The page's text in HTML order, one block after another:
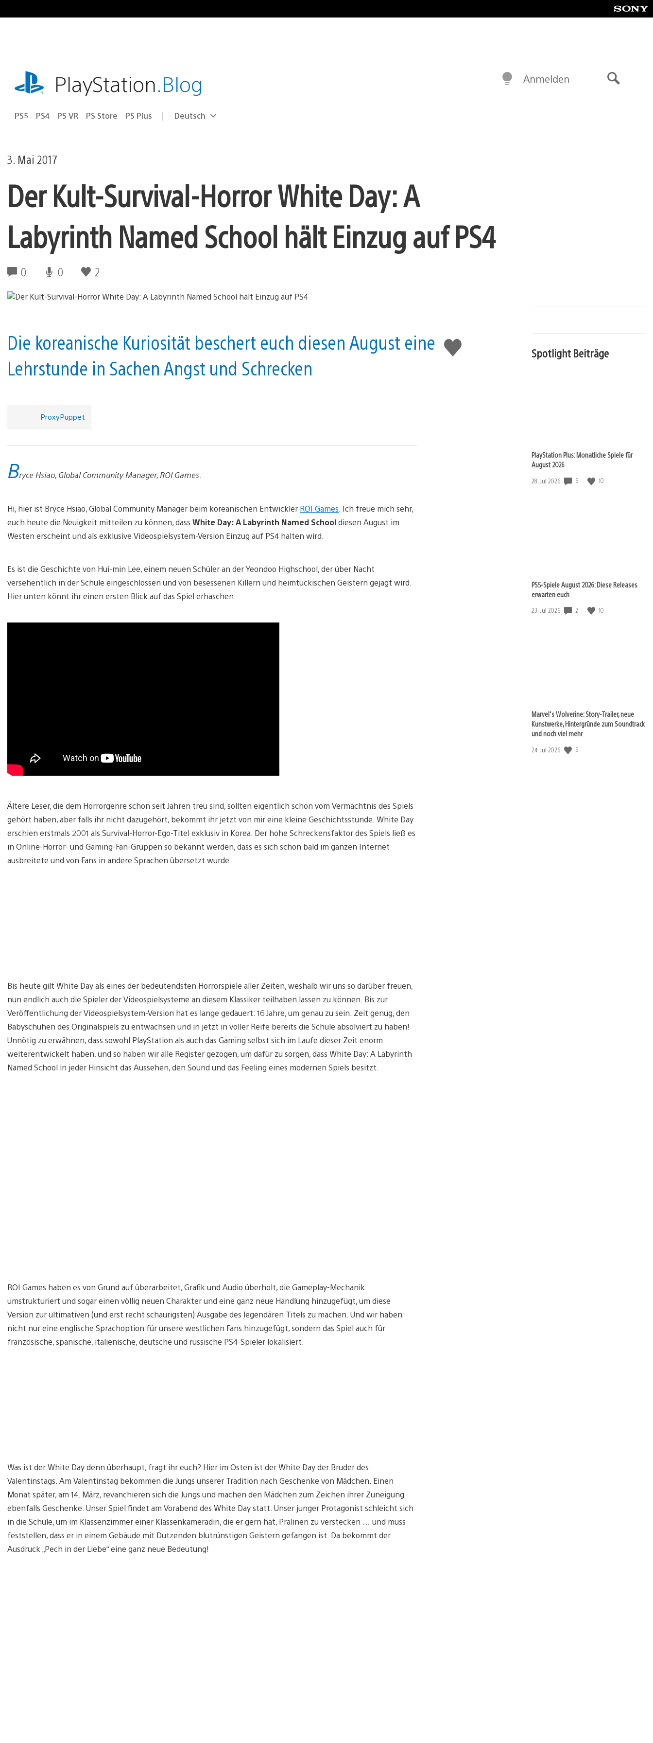
Inhalt
playstation.comPlayStation.Blog
PS5 PS4 PS VR PS Store PS Plus Select
Aktuelle
Deutsch
Anmelden
3. Mai 2017
Der Kult-Survival-Horror White Day: A
Labyrinth Named School hält Einzug auf PS4
0 0 2
Gefällt
mir
Die koreanische Kuriosität beschert euch diesen August eine
Lehrstunde in Sachen Angst und Schrecken
ProxyPuppet
Bryce Hsiao, Global Community Manager, ROI Games:
Hi, hier ist Bryce Hsiao, Global Community Manager beim koreanischen Entwickler ROI Games . Ich freue mich sehr,
euch heute die Neuigkeit mitteilen zu können, dass White Day: A Labyrinth Named Schooldiesen August im
Westen erscheint und als exklusive Videospielsystem-Version Einzug auf PS4 halten wird.
Es ist die Geschichte von Hui-min Lee, einem neuen Schüler an der Yeondoo Highschool, der über Nacht
versehentlich in der Schule eingeschlossen und von besessenen Killern und heimtückischen Geistern gejagt wird.
Hier unten könnt ihr einen ersten Blick auf das Spiel erhaschen.
Ältere Leser, die dem Horrorgenre schon seit Jahren treu sind, sollten eigentlich schon vom Vermächtnis des Spiels
gehört haben, aber falls ihr nicht dazugehört, bekommt ihr jetzt von mir eine kleine Geschichtsstunde. White Day
erschien erstmals 2001 als Survival-Horror-Ego-Titel exklusiv in Korea. Der hohe Schreckensfaktor des Spiels ließ es
in Online-Horror- und Gaming-Fan-Gruppen so bekannt werden, dass es sich schon bald im ganzen Internet
ausbreitete und von Fans in andere Sprachen übersetzt wurde.
Bis heute gilt White Day als eines der bedeutendsten Horrorspiele aller Zeiten, weshalb wir uns so darüber freuen,
nun endlich auch die Spieler der Videospielsysteme an diesem Klassiker teilhaben lassen zu können. Bis zur
Veröffentlichung der Videospielsystem-Version hat es lange gedauert: 16 Jahre, um genau zu sein. Zeit genug, den
Babyschuhen des Originalspiels zu entwachsen und in jetzt in voller Reife bereits die Schule absolviert zu haben!
Unnötig zu erwähnen, dass sowohl PlayStation als auch das Gaming selbst sich im Laufe dieser Zeit enorm
weiterentwickelt haben, und so haben wir alle Register gezogen, um dafür zu sorgen, dass White Day: A Labyrinth
Named School in jeder Hinsicht das Aussehen, den Sound und das Feeling eines modernen Spiels besitzt.
ROI Games haben es von Grund auf überarbeitet, Grafik und Audio überholt, die Gameplay-Mechanik
umstrukturiert und sogar einen völlig neuen Charakter und eine ganz neue Handlung hinzugefügt, um diese
Version zur ultimativen (und erst recht schaurigsten) Ausgabe des legendären Titels zu machen. Und wir haben
nicht nur eine englische Sprachoption für unsere westlichen Fans hinzugefügt, sondern das Spiel auch für
französische, spanische, italienische, deutsche und russische PS4-Spieler lokalisiert.
Was ist der White Day denn überhaupt, fragt ihr euch? Hier im Osten ist der White Day der Bruder des
Valentinstags. Am Valentinstag bekommen die Jungs unserer Tradition nach Geschenke von Mädchen. Einen
Monat später, am 14. März, revanchieren sich die Jungs und machen den Mädchen zum Zeichen ihrer Zuneigung
ebenfalls Geschenke. Unser Spiel findet am Vorabend des White Day statt. Unser junger Protagonist schleicht sich
in die Schule, um im Klassenzimmer einer Klassenkameradin, die er gern hat, Pralinen zu verstecken … und muss
feststellen, dass er in einem Gebäude mit Dutzenden blutrünstigen Geistern gefangen ist. Da bekommt der
Ausdruck „Pech in der Liebe“ eine ganz neue Bedeutung!
Spotlight Beiträge
PlayStation Plus: Monatliche Spiele für
August 2026
Veröffentlichungsdatum:
28. Jul 2026 6 10
PS5-Spiele August 2026: Diese Releases
erwarten euch
Veröffentlichungsdatum:
23. Jul 2026 2 10
Marvel‘s Wolverine: Story-Trailer, neue
Kunstwerke, Hintergründe zum Soundtrack
und noch viel mehr
Veröffentlichungsdatum:
24. Jul 2026 6